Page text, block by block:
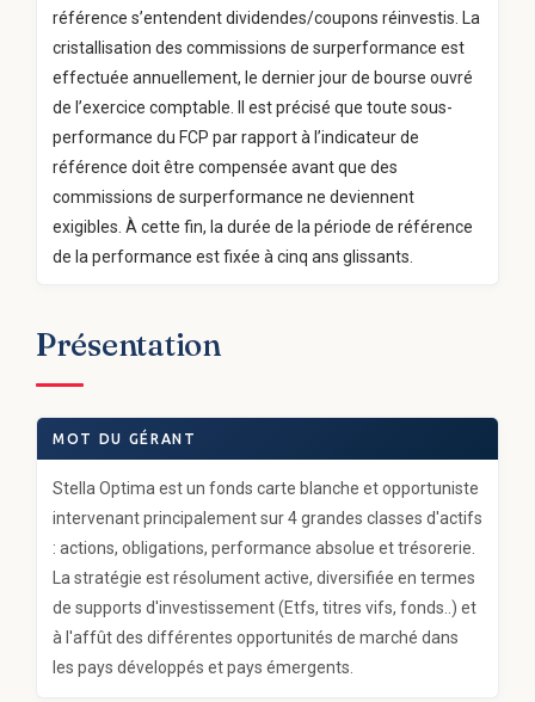
référence s’entendent dividendes/coupons réinvestis. La
cristallisation des commissions de surperformance est
effectuée annuellement, le dernier jour de bourse ouvré
de l’exercice comptable. Il est précisé que toute sous-
performance du FCP par rapport à l’indicateur de
référence doit être compensée avant que des
commissions de surperformance ne deviennent
exigibles. À cette fin, la durée de la période de référence
de la performance est fixée à cinq ans glissants.
Présentation
MOT DU GÉRANT
Stella Optima est un fonds carte blanche et opportuniste
intervenant principalement sur 4 grandes classes d'actifs
: actions, obligations, performance absolue et trésorerie.
La stratégie est résolument active, diversifiée en termes
de supports d'investissement (Etfs, titres vifs, fonds..) et
à l'affût des différentes opportunités de marché dans
les pays développés et pays émergents.